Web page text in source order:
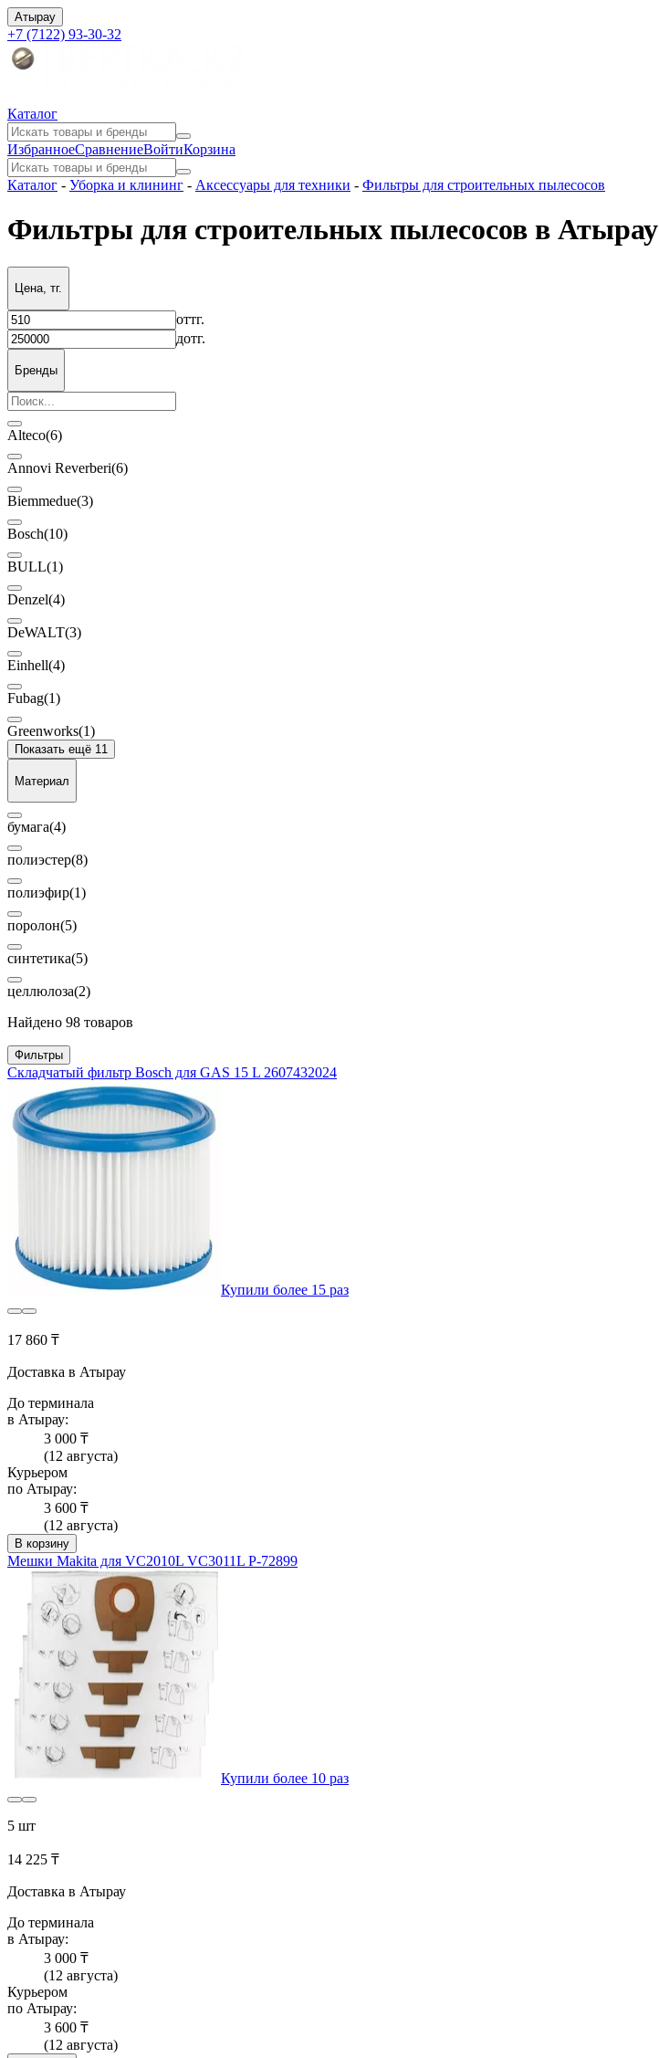
Атырау
+7 (7122) 93-30-32
Каталог
ИзбранноеСравнениеВойтиКорзина
Каталог - Уборка и клининг - Аксессуары для техники - Фильтры для строительных пылесосов
Фильтры для строительных пылесосов в Атырау
Цена, тг.
оттг.
дотг.
Бренды
Alteco(6)
Annovi Reverberi(6)
Biemmedue(3)
Bosch(10)
BULL(1)
Denzel(4)
DeWALT(3)
Einhell(4)
Fubag(1)
Greenworks(1)
Показать ещё 11
Материал
бумага(4)
полиэстер(8)
полиэфир(1)
поролон(5)
синтетика(5)
целлюлоза(2)
Найдено 98 товаров
Фильтры
Складчатый фильтр Bosch для GAS 15 L 2607432024
Купили более 15 раз
17 860 ₸
Доставка в Атырау
До терминала
в Атырау:
3 000 ₸
(12 августа)
Курьером
по Атырау:
3 600 ₸
(12 августа)
В корзину
Мешки Makita для VC2010L VC3011L P-72899
Купили более 10 раз
5 шт
14 225 ₸
Доставка в Атырау
До терминала
в Атырау:
3 000 ₸
(12 августа)
Курьером
по Атырау:
3 600 ₸
(12 августа)